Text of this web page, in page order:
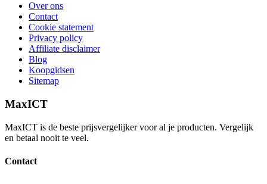
Over ons
Contact
Cookie statement
Privacy policy
Affiliate disclaimer
Blog
Koopgidsen
Sitemap
MaxICT
MaxICT is de beste prijsvergelijker voor al je producten. Vergelijk
en betaal nooit te veel.
Contact